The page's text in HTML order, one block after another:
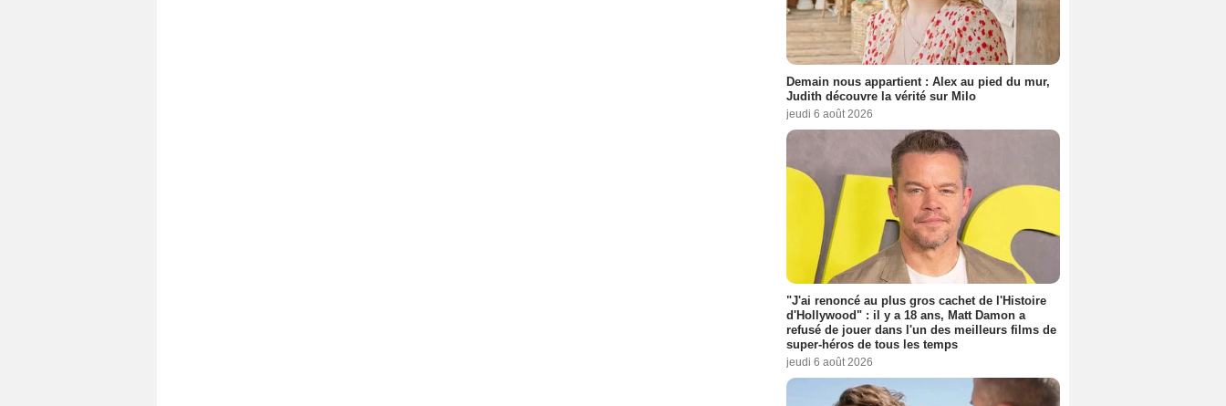
Demain nous appartient : Alex au pied du mur,
Judith découvre la vérité sur Milo
jeudi 6 août 2026
"J'ai renoncé au plus gros cachet de l'Histoire
d'Hollywood" : il y a 18 ans, Matt Damon a
refusé de jouer dans l'un des meilleurs films de
super-héros de tous les temps
jeudi 6 août 2026